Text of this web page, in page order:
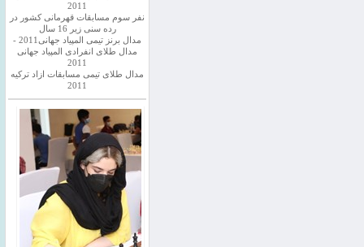
2011
نفر سوم مسابقات قهرمانی کشور در
رده سنی زیر 16 سال
مدال برنز تیمی المپیاد جهانی2011 -
مدال طلای انفرادی المپیاد جهانی
2011
مدال طلای تیمی مسابقات ازاد ترکیه
2011